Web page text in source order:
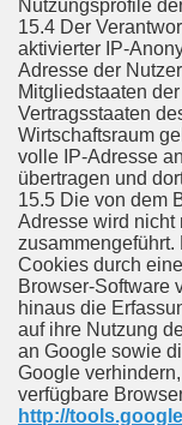
Nutzungsprofile
15.4 Der
aktivierter IP-
Adresse der
Mitgliedstaaten
Vertragsstaaten
Wirtschaftsraum
volle IP-Adresse
übertragen und
15.5 Die von dem
Adresse wird nicht
Cookies durch
Browser-Software
hinaus die
auf ihre Nutzung
an Google sowie
Google
verfügbare
http://